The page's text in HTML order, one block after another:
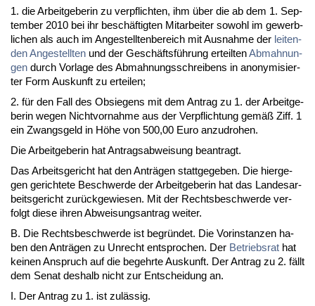
1. die Ar­beit­ge­be­rin zu ver­pflich­ten, ihm über die ab dem 1. Sep­
tem­ber 2010 bei ihr beschäftig­ten Mit­ar­bei­ter so­wohl im ge­werb­
li­chen als auch im An­ge­stell­ten­be­reich mit Aus­nah­me der lei­ten­
den An­ge­stell­ten und der Geschäftsführung er­teil­tenAb­mah­nun­
gen durch Vor­la­ge des Ab­mah­nungs­schrei­bens in an­ony­mi­sier­
ter Form Aus­kunft zu er­tei­len;
2. für den Fall des Ob­sie­gens mit dem An­trag zu 1. der Ar­beit­ge­
be­rin we­gen Nicht­vor­nah­me aus der Ver­pflich­tung gemäß Ziff. 1
ein Zwangs­geld in Höhe von 500,00 Eu­ro an­zu­dro­hen.
Die Ar­beit­ge­be­rin hat An­trags­ab­wei­sung be­an­tragt.
Das Ar­beits­ge­richt hat den Anträgen statt­ge­ge­ben. Die hier­ge­
gen ge­rich­te­te Be­schwer­de der Ar­beit­ge­be­rin hat das Lan­des­ar­
beits­ge­richt zurück­ge­wie­sen. Mit der Rechts­be­schwer­de ver­
folgt die­se ih­ren Ab­wei­sungs­an­trag wei­ter.
B. Die Rechts­be­schwer­de ist be­gründet. Die Vor­in­stan­zen ha­
ben den Anträgen zu Un­recht ent­spro­chen. Der Be­triebs­rat hat
kei­nen An­spruch auf die be­gehr­te Aus­kunft. Der An­trag zu 2. fällt
dem Se­nat des­halb nicht zur Ent­schei­dung an.
I. Der An­trag zu 1. ist zulässig.